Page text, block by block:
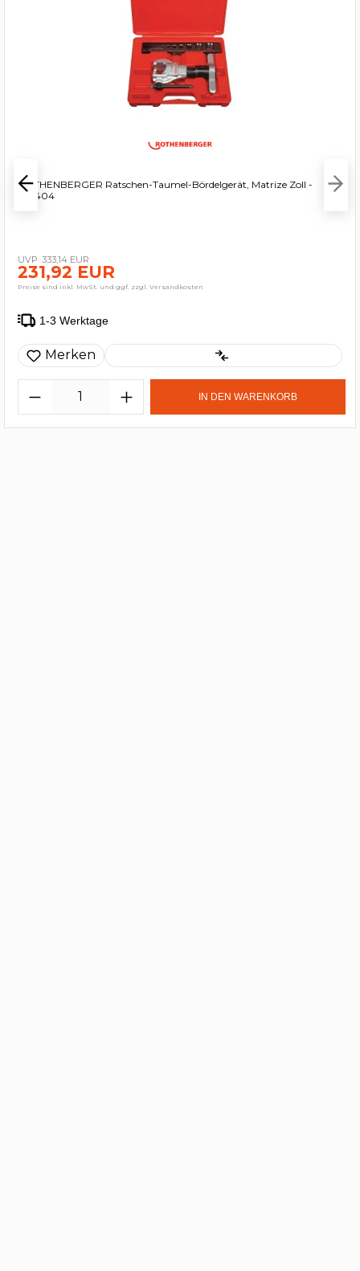
ROTHENBERGER Ratschen-Taumel-Bördelgerät, Matrize Zoll -
222404
333,14 EUR
231,92 EUR
Preise sind inkl. MwSt. und ggf. zzgl. Versandkosten
1-3 Werktage
Merken
IN DEN WARENKORB